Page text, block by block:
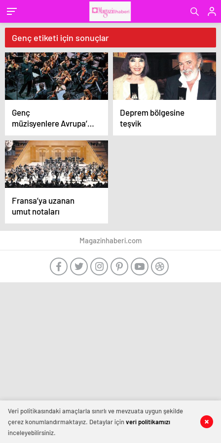
Genç etiketi için sonuçlar
Genç
müzisyenlere Avrupa’dan
övgü
Deprem bölgesine
teşvik
Fransa’ya uzanan
umut notaları
Magazinhaberi.com
Veri politikasındaki amaçlarla sınırlı ve mevzuata uygun şekilde
çerez konumlandırmaktayız. Detaylar içinveri politikamızı
inceleyebilirsiniz.